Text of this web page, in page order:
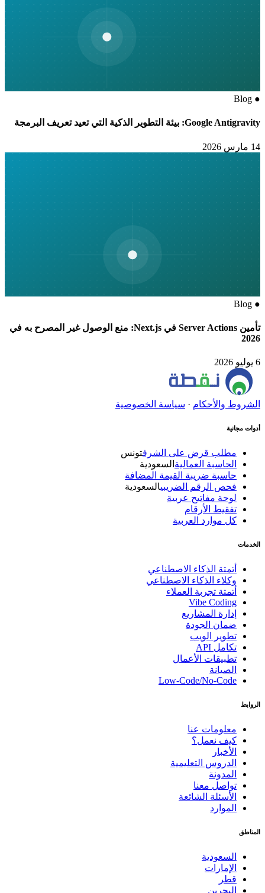
●
Blog
Google Antigravity: بيئة التطوير الذكية التي تعيد تعريف البرمجة
14 مارس 2026
●
Blog
تأمين Server Actions في Next.js: منع الوصول غير المصرح به في
2026
الشروط والأحكام· سياسة الخصوصية
أدوات مجانية
مطلب قرض على الشرف تونس
الحاسبة العماليةالسعودية
حاسبة ضريبة القيمة المضافة
فحص الرقم الضريبيالسعودية
لوحة مفاتيح عربية
تفقيط الأرقام
كل موارد العربية
الخدمات
أتمتة الذكاء الاصطناعي
وكلاء الذكاء الاصطناعي
أتمتة تجربة العملاء
Vibe Coding
إدارة المشاريع
ضمان الجودة
تطوير الويب
تكامل API
تطبيقات الأعمال
الصيانة
Low-Code/No-Code
الروابط
معلومات عنا
كيف نعمل؟
الأخبار
الدروس التعليمية
المدونة
تواصل معنا
الأسئلة الشائعة
الموارد
المناطق
السعودية
الإمارات
قطر
البحرين